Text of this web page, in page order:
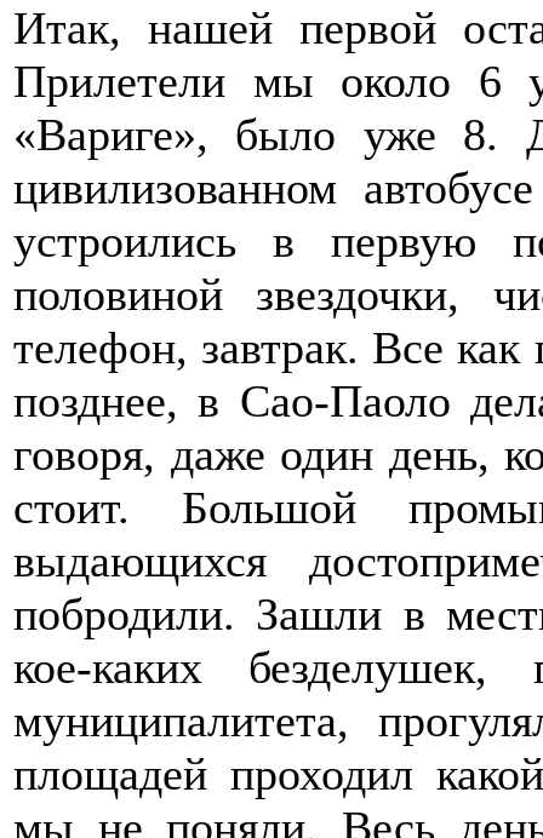
Итак, нашей первой
Прилетели мы около 6
«Вариге», было уже 8.
цивилизованном
устроились в первую
половиной звездочки,
телефон, завтрак. Все как
позднее, в Сао-Паоло
говоря, даже один день,
стоит. Большой
выдающихся
побродили. Зашли в
кое-каких
муниципалитета,
площадей проходил
мы не поняли. Весь